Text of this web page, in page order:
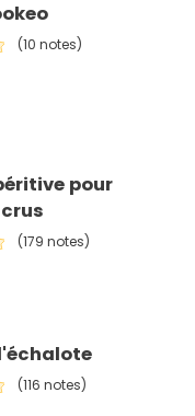
(10 notes)
pour
(179 notes)
(116 notes)